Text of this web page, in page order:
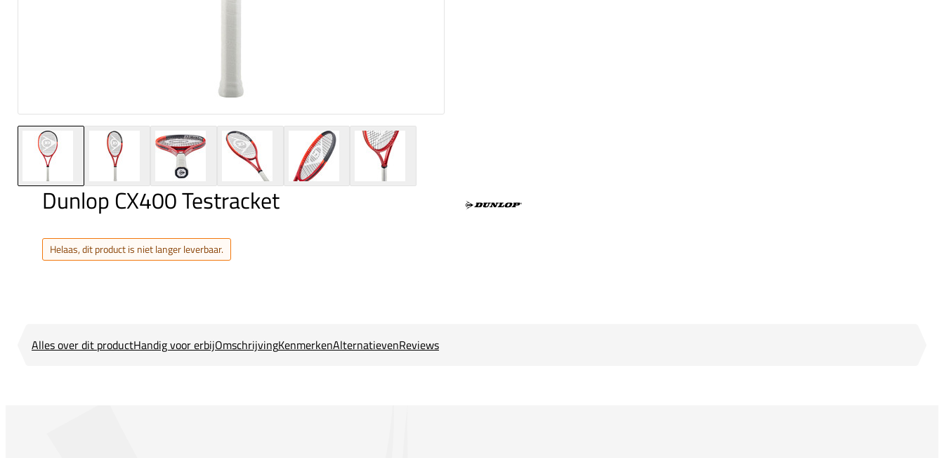
Dunlop CX400 Testracket
Helaas, dit product is niet langer leverbaar.
Alles over dit productHandig voor erbijOmschrijvingKenmerkenAlternatievenReviews